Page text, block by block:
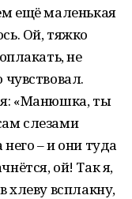
ещё маленькая
Ой, тяжко
не
«Манюшка, ты
слезами
– и они туда
ой! Так я,
хлеву всплакну,